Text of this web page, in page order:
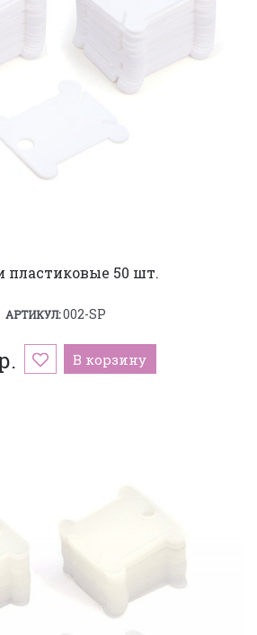
пластиковые 50 шт.
АРТИКУЛ:002-SP
В корзину